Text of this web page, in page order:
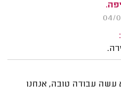
עשה עבודה טובה, אנחנו